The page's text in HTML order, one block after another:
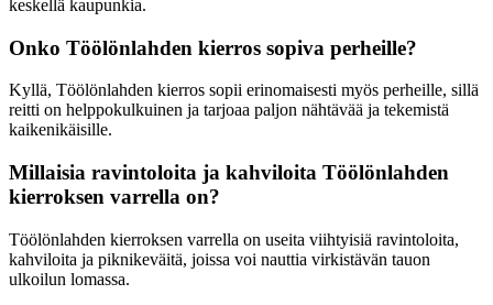
keskellä kaupunkia.
Onko Töölönlahden kierros sopiva perheille?
Kyllä, Töölönlahden kierros sopii erinomaisesti myös perheille, sillä
reitti on helppokulkuinen ja tarjoaa paljon nähtävää ja tekemistä
kaikenikäisille.
Millaisia ravintoloita ja kahviloita Töölönlahden
kierroksen varrella on?
Töölönlahden kierroksen varrella on useita viihtyisiä ravintoloita,
kahviloita ja piknikeväitä, joissa voi nauttia virkistävän tauon
ulkoilun lomassa.